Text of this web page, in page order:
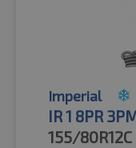
Imperial
IR 1 8PR
155/80R12C